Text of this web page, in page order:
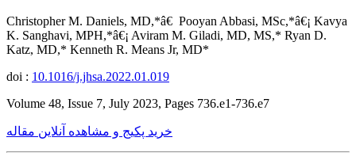
Christopher M. Daniels, MD,*â€ Pooyan Abbasi, MSc,*â€¡ Kavya
K. Sanghavi, MPH,*â€¡ Aviram M. Giladi, MD, MS,* Ryan D.
Katz, MD,* Kenneth R. Means Jr, MD*
doi : 10.1016/j.jhsa.2022.01.019
Volume 48, Issue 7, July 2023, Pages 736.e1-736.e7
خرید پکیج و مشاهده آنلاین مقاله